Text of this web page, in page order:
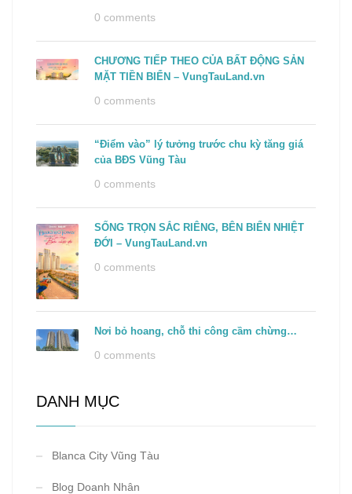
0 comments
CHƯƠNG TIẾP THEO CỦA BẤT ĐỘNG SẢN
MẶT TIỀN BIỂN – VungTauLand.vn
0 comments
“Điểm vào” lý tưởng trước chu kỳ tăng giá
của BĐS Vũng Tàu
0 comments
SỐNG TRỌN SẮC RIÊNG, BÊN BIỂN NHIỆT
ĐỚI – VungTauLand.vn
0 comments
Nơi bỏ hoang, chỗ thi công cầm chừng…
0 comments
DANH MỤC
Blanca City Vũng Tàu
Blog Doanh Nhân